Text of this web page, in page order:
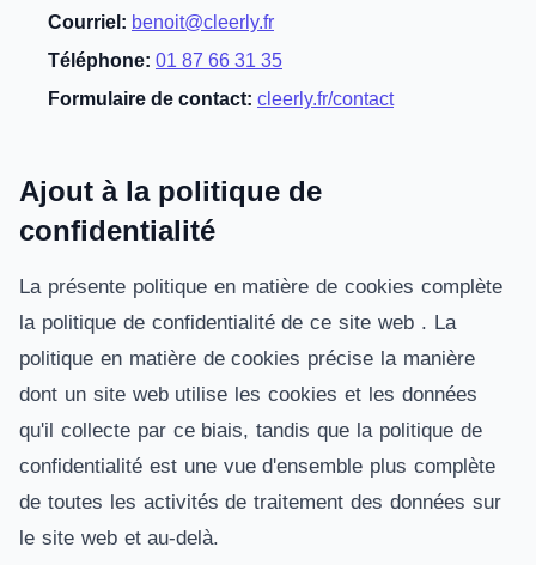
Courriel: benoit@cleerly.fr
Téléphone: 01 87 66 31 35
Formulaire de contact: cleerly.fr/contact
Ajout à la politique de
confidentialité
La présente politique en matière de cookies complète
la politique de confidentialité de ce site web . La
politique en matière de cookies précise la manière
dont un site web utilise les cookies et les données
qu'il collecte par ce biais, tandis que la politique de
confidentialité est une vue d'ensemble plus complète
de toutes les activités de traitement des données sur
le site web et au-delà.